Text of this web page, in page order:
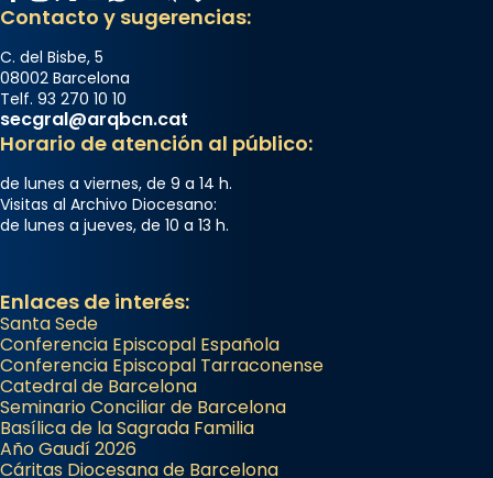
Contacto y sugerencias:
C. del Bisbe, 5
08002 Barcelona
Telf. 93 270 10 10
secgral@arqbcn.cat
Horario de atención al público:
de lunes a viernes, de 9 a 14 h.
Visitas al Archivo Diocesano:
de lunes a jueves, de 10 a 13 h.
Enlaces de interés:
Santa Sede
Conferencia Episcopal Española
Conferencia Episcopal Tarraconense
Catedral de Barcelona
Seminario Conciliar de Barcelona
Basílica de la Sagrada Familia
Año Gaudí 2026
Cáritas Diocesana de Barcelona